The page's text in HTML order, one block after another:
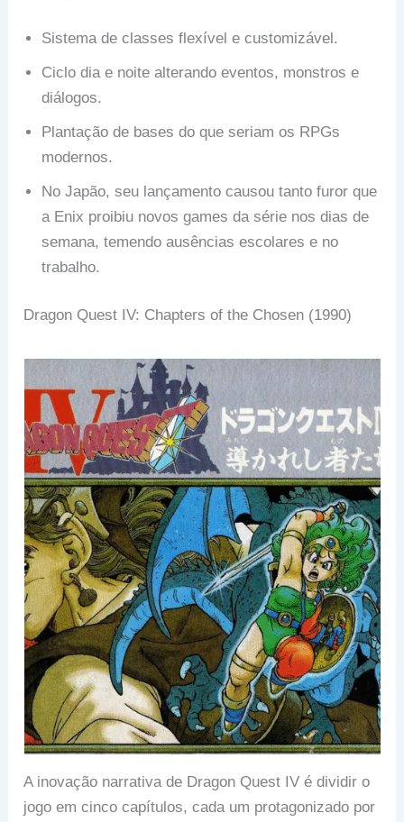
Sistema de classes flexível e customizável.
Ciclo dia e noite alterando eventos, monstros e
diálogos.
Plantação de bases do que seriam os RPGs
modernos.
No Japão, seu lançamento causou tanto furor que
a Enix proibiu novos games da série nos dias de
semana, temendo ausências escolares e no
trabalho.
Dragon Quest IV: Chapters of the Chosen (1990)
A inovação narrativa de Dragon Quest IV é dividir o
jogo em cinco capítulos, cada um protagonizado por